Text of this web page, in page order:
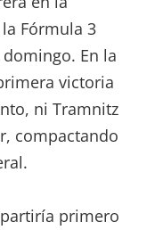
Fórmula 3
En la
victoria
ni Tramnitz
compactando
primero